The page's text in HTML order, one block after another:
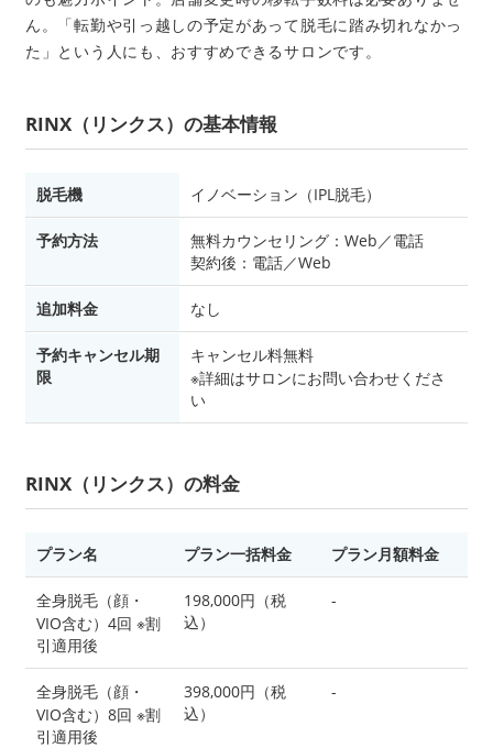
ん。「転勤や引っ越しの予定があって脱毛に踏み切れなかっ
た」という人にも、おすすめできるサロンです。
RINX（リンクス）の基本情報
脱毛機 イノベーション（IPL脱毛）
予約方法
無料カウンセリング：Web／電話
契約後：電話／Web
追加料金 なし
予約キャンセル期
限
キャンセル料無料
※詳細はサロンにお問い合わせくださ
い
RINX（リンクス）の料金
プラン名 プラン一括料金 プラン月額料金
全身脱毛（顔・
VIO含む）4回 ※割
引適用後
198,000円（税
込）
-
全身脱毛（顔・
VIO含む）8回 ※割
引適用後
398,000円（税
込）
-